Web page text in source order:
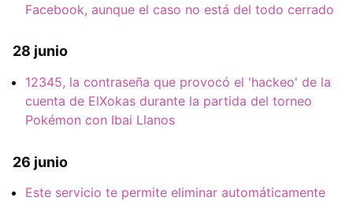
Facebook, aunque el caso no está del todo cerrado
28 junio
12345, la contraseña que provocó el 'hackeo' de la
cuenta de ElXokas durante la partida del torneo
Pokémon con Ibai Llanos
26 junio
Este servicio te permite eliminar automáticamente